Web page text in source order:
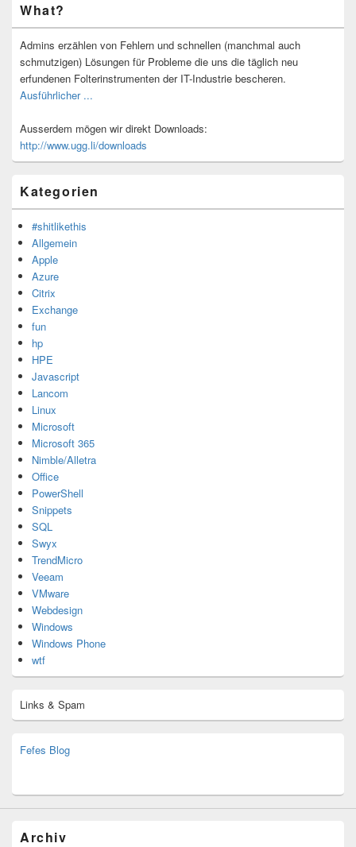
Seitenleisten-
Widgetbereich
What?
Admins erzählen von Fehlern und schnellen (manchmal auch
schmutzigen) Lösungen für Probleme die uns die täglich neu
erfundenen Folterinstrumenten der IT-Industrie bescheren.
Ausführlicher ...
Ausserdem mögen wir direkt Downloads:
http://www.ugg.li/downloads
Kategorien
#shitlikethis
Allgemein
Apple
Azure
Citrix
Exchange
fun
hp
HPE
Javascript
Lancom
Linux
Microsoft
Microsoft 365
Nimble/Alletra
Office
PowerShell
Snippets
SQL
Swyx
TrendMicro
Veeam
VMware
Webdesign
Windows
Windows Phone
wtf
Links & Spam
Fefes Blog
Archiv